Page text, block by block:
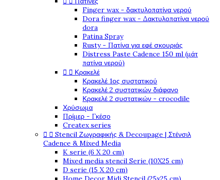
Finger wax - δακτυλοπατίνα νερού
Dora finger wax - Δακτυλοπατίνα νερού
dora
Patina Spray
Rusty - Πατίνα για εφέ σκουριάς
Distress Paste Cadence 150 ml (μάτ
πατίνα νερού)
  Κρακελέ
Κρακελέ 1ος συστατικού
Κρακελέ 2 συστατικών διάφανο
Κρακελέ 2 συστατικών - crocodile
Χρύσωμα
Πρίμερ - Γκέσο
Createx series
  Stencil Ζωγραφικής & Decoupage | Στένσιλ
Cadence & Mixed Media
K serie (6 X 20 cm)
Mixed media stencil Serie (10X25 cm)
D serie (15 X 20 cm)